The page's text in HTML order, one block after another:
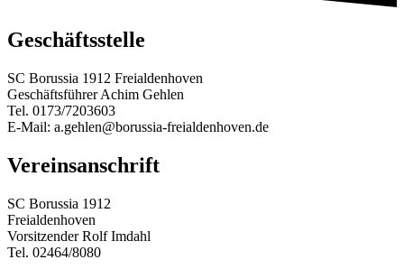
Geschäftsstelle
SC Borussia 1912 Freialdenhoven
Geschäftsführer Achim Gehlen
Tel. 0173/7203603
E-Mail: a.gehlen@borussia-freialdenhoven.de
Vereinsanschrift
SC Borussia 1912
Freialdenhoven
Vorsitzender Rolf Imdahl
Tel. 02464/8080